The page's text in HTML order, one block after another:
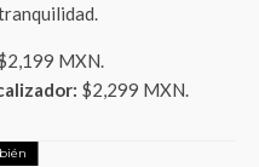
MXN.
$2,299 MXN.